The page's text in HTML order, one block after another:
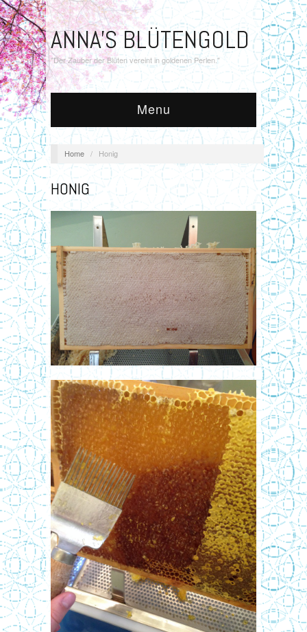
ANNA'S BLÜTENGOLD
"Der Zauber der Blüten vereint in goldenen Perlen."
Menu
Home / Honig
HONIG